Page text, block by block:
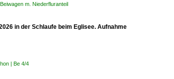
m. Niederfluranteil
in der Schlaufe beim Eglisee. Aufnahme
| Be 4/4